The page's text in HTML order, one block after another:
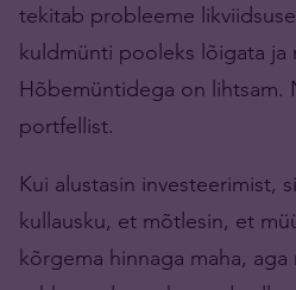
tekitab probleeme
kuldmünti pooleks lõigata ja
Hõbemüntidega on lihtsam.
portfellist.
Kui alustasin investeerimist,
kullausku, et mõtlesin, et
kõrgema hinnaga maha,